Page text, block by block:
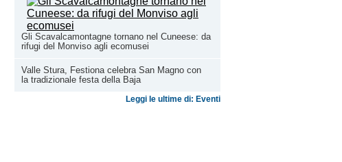
Gli Scavalcamontagne tornano nel Cuneese: da
rifugi del Monviso agli ecomusei
Valle Stura, Festiona celebra San Magno con
la tradizionale festa della Baja
Leggi le ultime di: Eventi